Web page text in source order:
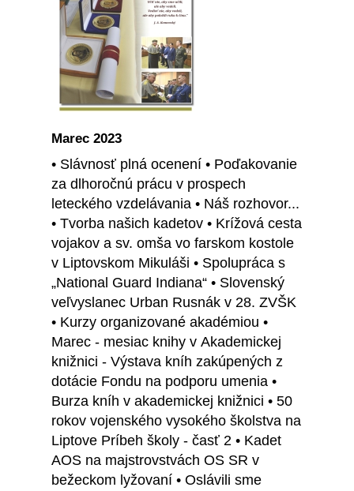
Marec 2023
• Slávnosť plná ocenení • Poďakovanie
za dlhoročnú prácu v prospech
leteckého vzdelávania • Náš rozhovor...
• Tvorba našich kadetov • Krížová cesta
vojakov a sv. omša vo farskom kostole
v Liptovskom Mikuláši • Spolupráca s
„National Guard Indiana“ • Slovenský
veľvyslanec Urban Rusnák v 28. ZVŠK
• Kurzy organizované akadémiou •
Marec - mesiac knihy v Akademickej
knižnici - Výstava kníh zakúpených z
dotácie Fondu na podporu umenia •
Burza kníh v akademickej knižnici • 50
rokov vojenského vysokého školstva na
Liptove Príbeh školy - časť 2 • Kadet
AOS na majstrovstvách OS SR v
bežeckom lyžovaní • Oslávili sme